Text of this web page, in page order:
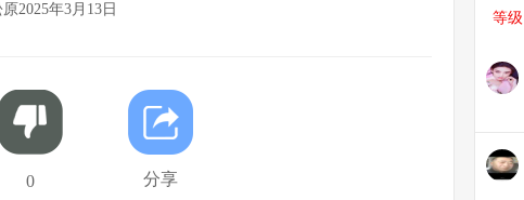
2025年3月13日
0 分享
等级